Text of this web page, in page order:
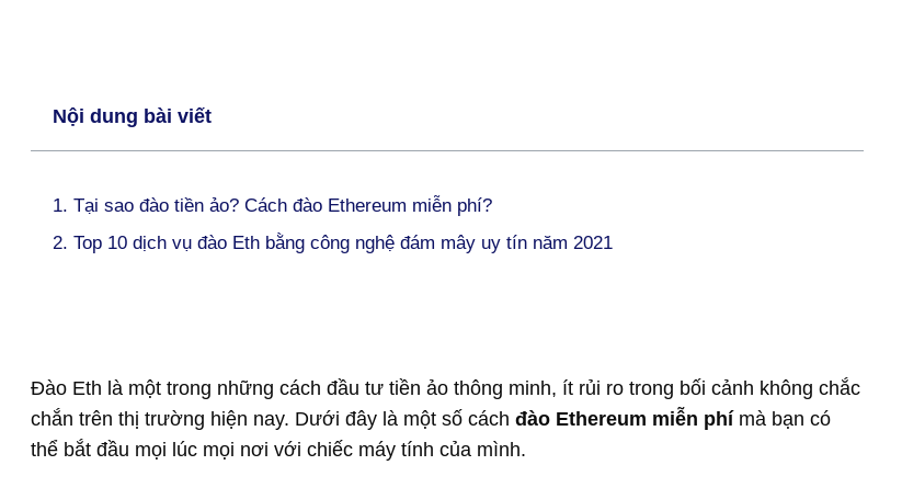
Nội dung bài viết
1. Tại sao đào tiền ảo? Cách đào Ethereum miễn phí?
2. Top 10 dịch vụ đào Eth bằng công nghệ đám mây uy tín năm 2021
Đào Eth là một trong những cách đầu tư tiền ảo thông minh, ít rủi ro trong bối cảnh không chắc
chắn trên thị trường hiện nay. Dưới đây là một số cách đào Ethereum miễn phímà bạn có
thể bắt đầu mọi lúc mọi nơi với chiếc máy tính của mình.